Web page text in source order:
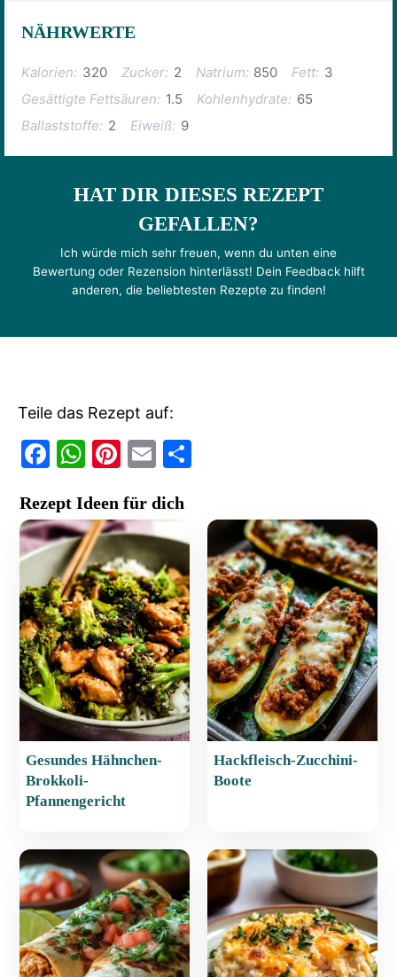
NÄHRWERTE
Kalorien: 320 Zucker: 2 Natrium: 850 Fett: 3
Gesättigte Fettsäuren: 1.5 Kohlenhydrate: 65
Ballaststoffe: 2 Eiweiß: 9
HAT DIR DIESES REZEPT
GEFALLEN?
Ich würde mich sehr freuen, wenn du unten eine
Bewertung oder Rezension hinterlässt! Dein Feedback hilft
anderen, die beliebtesten Rezepte zu finden!
Teile das Rezept auf:
F
c
e
b
o
o
k
W
at
s
A
p
p
Pi
er
e
st
E
ai
l
n
Rezept Ideen für dich
Gesundes Hähnchen-
Brokkoli-
Pfannengericht
Hackfleisch-Zucchini-
Boote